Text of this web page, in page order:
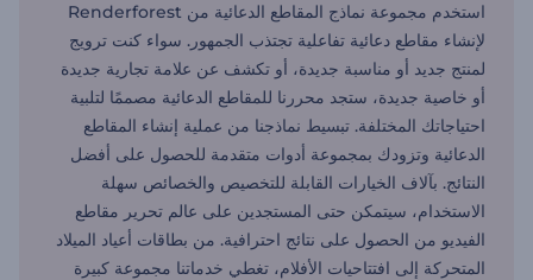
استخدم مجموعة نماذج المقاطع الدعائية من Renderforest
لإنشاء مقاطع دعائية تفاعلية تجتذب الجمهور. سواء كنت ترويج
لمنتج جديد أو مناسبة جديدة، أو تكشف عن علامة تجارية جديدة
أو خاصية جديدة، ستجد محررنا للمقاطع الدعائية مصممًا لتلبية
احتياجاتك المختلفة. تبسيط نماذجنا من عملية إنشاء المقاطع
الدعائية وتزودك بمجموعة أدوات متقدمة للحصول على أفضل
النتائج. بآلاف الخيارات القابلة للتخصيص والخصائص سهلة
الاستخدام، سيتمكن حتى المستجدين على عالم تحرير مقاطع
الفيديو من الحصول على نتائج احترافية. من بطاقات أعياد الميلاد
المتحركة إلى افتتاحيات الأفلام، تغطي خدماتنا مجموعة كبيرة